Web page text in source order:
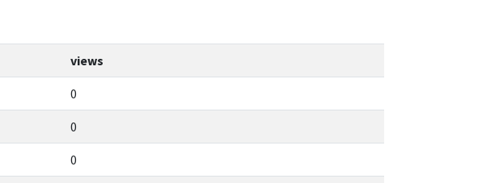
views
0
0
0